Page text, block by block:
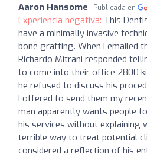
Aaron Hansome Publicada en
Experiencia negativa: This
have a minimally invasive
bone grafting. When I emailed
Richardo Mitrani responded
to come into their office 2800
he refused to discuss his
I offered to send them my
man apparently wants people
his services without explaining
terrible way to treat potential
considered a reflection of his